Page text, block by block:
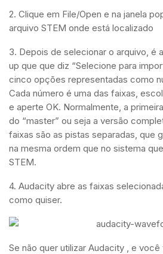
2. Clique em File/Open e na janela
arquivo STEM onde está localizado
3. Depois de selecionar o arquivo, é
up que que diz “Selecione para
cinco opções representadas como
Cada número é uma das faixas,
e aperte OK. Normalmente, a
do “master” ou seja a versão
faixas são as pistas separadas, que
na mesma ordem que no sistema
STEM.
4. Audacity abre as faixas
como quiser.
Se não quer utilizar Audacity , e